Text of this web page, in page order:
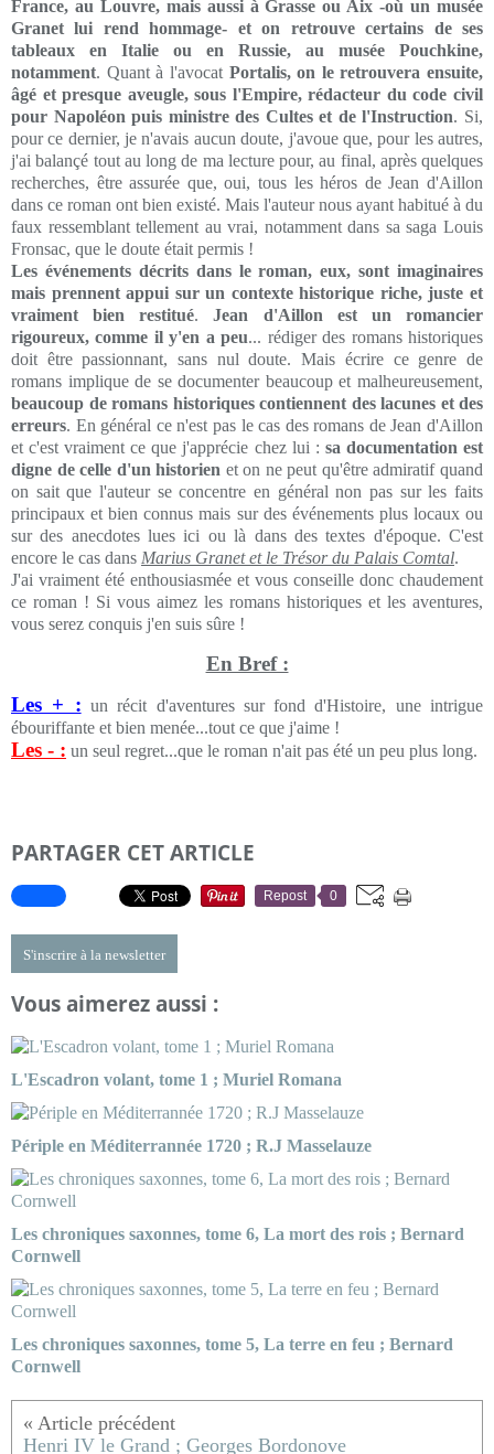
France, au Louvre, mais aussi à Grasse ou Aix -où un musée
Granet lui rend hommage- et on retrouve certains de ses
tableaux en Italie ou en Russie, au musée Pouchkine,
notamment. Quant à l'avocat Portalis, on le retrouvera ensuite,
âgé et presque aveugle, sous l'Empire, rédacteur du code civil
pour Napoléon puis ministre des Cultes et de l'Instruction. Si,
pour ce dernier, je n'avais aucun doute, j'avoue que, pour les autres,
j'ai balançé tout au long de ma lecture pour, au final, après quelques
recherches, être assurée que, oui, tous les héros de Jean d'Aillon
dans ce roman ont bien existé. Mais l'auteur nous ayant habitué à du
faux ressemblant tellement au vrai, notamment dans sa saga Louis
Fronsac, que le doute était permis !
Les événements décrits dans le roman, eux, sont imaginaires
mais prennent appui sur un contexte historique riche, juste et
vraiment bien restitué.Jean d'Aillon est un romancier
rigoureux, comme il y'en a peu... rédiger des romans historiques
doit être passionnant, sans nul doute. Mais écrire ce genre de
romans implique de se documenter beaucoup et malheureusement,
beaucoup de romans historiques contiennent des lacunes et des
erreurs. En général ce n'est pas le cas des romans de Jean d'Aillon
et c'est vraiment ce que j'apprécie chez lui : sa documentation est
digne de celle d'un historien et on ne peut qu'être admiratif quand
on sait que l'auteur se concentre en général non pas sur les faits
principaux et bien connus mais sur des événements plus locaux ou
sur des anecdotes lues ici ou là dans des textes d'époque. C'est
encore le cas dans Marius Granet et le Trésor du Palais Comtal.
J'ai vraiment été enthousiasmée et vous conseille donc chaudement
ce roman ! Si vous aimez les romans historiques et les aventures,
vous serez conquis j'en suis sûre !
En Bref :
Les + : un récit d'aventures sur fond d'Histoire, une intrigue
ébouriffante et bien menée...tout ce que j'aime !
Les - : un seul regret...que le roman n'ait pas été un peu plus long.
PARTAGER CET ARTICLE
Repost 0
S'inscrire à la newsletter
Vous aimerez aussi :
L'Escadron volant, tome 1 ; Muriel Romana
Périple en Méditerrannée 1720 ; R.J Masselauze
Les chroniques saxonnes, tome 6, La mort des rois ; Bernard
Cornwell
Les chroniques saxonnes, tome 5, La terre en feu ; Bernard
Cornwell
Henri IV le Grand ; Georges Bordonove